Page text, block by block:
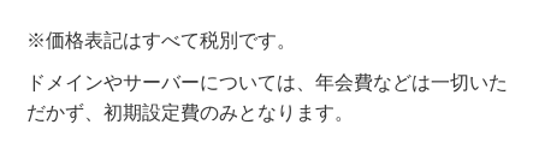
※価格表記はすべて税別です。
ドメインやサーバーについては、年会費などは一切いた
だかず、初期設定費のみとなります。